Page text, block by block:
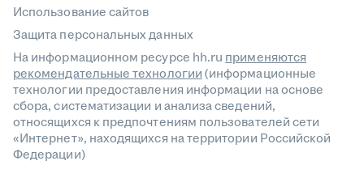
Использование сайтов
Защита персональных данных
На информационном ресурсе hh.ru применяются
рекомендательные технологии(информационные
технологии предоставления информации на основе
сбора, систематизации и анализа сведений,
относящихся к предпочтениям пользователей сети
«Интернет», находящихся на территории Российской
Федерации)